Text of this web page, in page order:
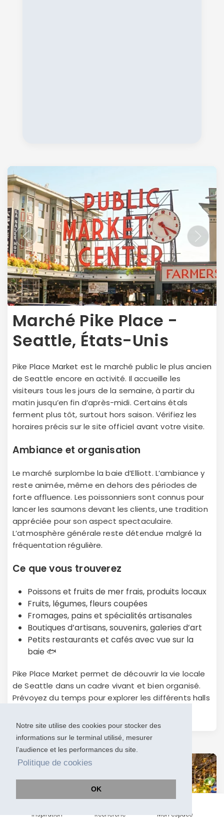
Notre site utilise des cookies pour stocker des
informations sur le terminal utilisé, mesurer
l’audience et les performances du site.
Politique de cookies
OK
Marché Pike Place -
Seattle, États-Unis
Pike Place Market est le marché public le plus ancien
de Seattle encore en activité. Il accueille les
visiteurs tous les jours de la semaine, à partir du
matin jusqu’en fin d’après-midi. Certains étals
ferment plus tôt, surtout hors saison. Vérifiez les
horaires précis sur le site officiel avant votre visite.
Ambiance et organisation
Le marché surplombe la baie d’Elliott. L’ambiance y
reste animée, même en dehors des périodes de
forte affluence. Les poissonniers sont connus pour
lancer les saumons devant les clients, une tradition
appréciée pour son aspect spectaculaire.
L’atmosphère générale reste détendue malgré la
fréquentation régulière.
Ce que vous trouverez
Poissons et fruits de mer frais, produits locaux
Fruits, légumes, fleurs coupées
Fromages, pains et spécialités artisanales
Boutiques d’artisans, souvenirs, galeries d’art
Petits restaurants et cafés avec vue sur la
baie 🐟
Pike Place Market permet de découvrir la vie locale
de Seattle dans un cadre vivant et bien organisé.
Prévoyez du temps pour explorer les différents halls
Inspiration Recherche Mon espace